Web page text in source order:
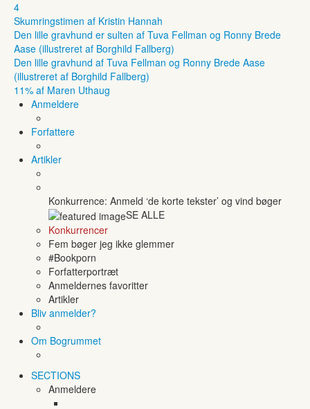
4
Skumringstimen af Kristin Hannah
Den lille gravhund er sulten af Tuva Fellman og Ronny Brede
Aase (illustreret af Borghild Fallberg)
Den lille gravhund af Tuva Fellman og Ronny Brede Aase
(illustreret af Borghild Fallberg)
11% af Maren Uthaug
Anmeldere
Forfattere
Artikler
Konkurrence: Anmeld ‘de korte tekster’ og vind bøger
SE ALLE
Konkurrencer
Fem bøger jeg ikke glemmer
#Bookporn
Forfatterportræt
Anmeldernes favoritter
Artikler
Bliv anmelder?
Om Bogrummet
SECTIONS
Anmeldere